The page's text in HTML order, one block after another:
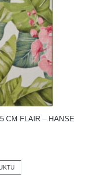
CM FLAIR – HANSE